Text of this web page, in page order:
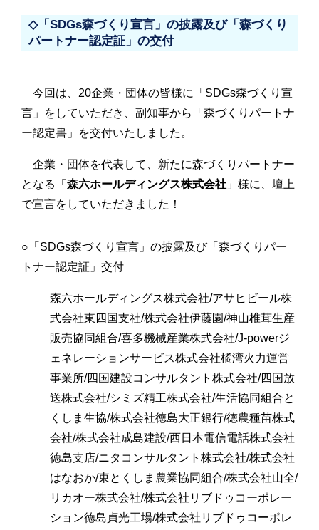
◇「SDGs森づくり宣言」の披露及び「森づくり
パートナー認定証」の交付
今回は、20企業・団体の皆様に「SDGs森づくり宣
言」をしていただき、副知事から「森づくりパートナ
ー認定書」を交付いたしました。
企業・団体を代表して、新たに森づくりパートナー
となる「 森六ホールディングス株式会社 」様に、壇上
で宣言をしていただきました！
○「SDGs森づくり宣言」の披露及び「森づくりパー
トナー認定証」交付
森六ホールディングス株式会社/アサヒビール株
式会社東四国支社/株式会社伊藤園/神山椎茸生産
販売協同組合/喜多機械産業株式会社/J-powerジ
ェネレーションサービス株式会社橘湾火力運営
事業所/四国建設コンサルタント株式会社/四国放
送株式会社/シミズ精工株式会社/生活協同組合と
くしま生協/株式会社徳島大正銀行/徳農種苗株式
会社/株式会社成島建設/西日本電信電話株式会社
徳島支店/ニタコンサルタント株式会社/株式会社
はなおか/東とくしま農業協同組合/株式会社山全/
リカオー株式会社/株式会社リブドゥコーポレー
ション徳島貞光工場/株式会社リブドゥコーポレ